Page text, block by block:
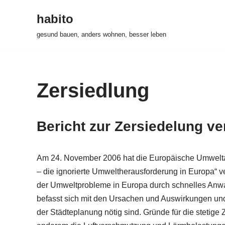
habito
gesund bauen, anders wohnen, besser leben
Zersiedlung
Bericht zur Zersiedelung
Am 24. November 2006 hat die Europäische
– die ignorierte Umweltherausforderung in Europa“
der Umweltprobleme in Europa durch schnelles
befasst sich mit den Ursachen und Auswirkungen
der Städteplanung nötig sind. Gründe für die